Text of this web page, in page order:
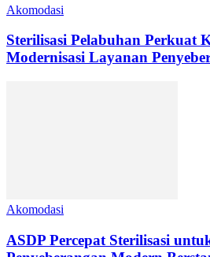
Akomodasi
Sterilisasi Pelabuhan Perkuat
Modernisasi Layanan
Akomodasi
ASDP Percepat Sterilisasi